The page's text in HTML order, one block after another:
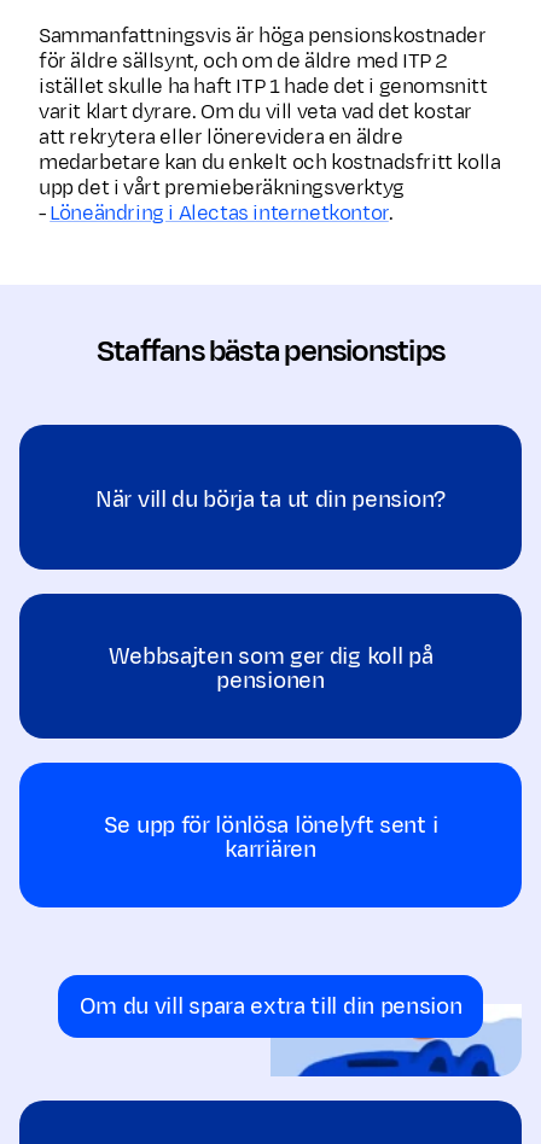
Sammanfattningsvis är höga pensionskostnader
för äldre sällsynt, och om de äldre med ITP 2
istället skulle ha haft ITP 1 hade det i genomsnitt
varit klart dyrare. Om du vill veta vad det kostar
att rekrytera eller lönerevidera en äldre
medarbetare kan du enkelt och kostnadsfritt kolla
upp det i vårt premieberäkningsverktyg
-Löneändring i Alectas internetkontor.
Staffans bästa pensionstips
När vill du börja ta ut din pension?
Webbsajten som ger dig koll på
pensionen
Se upp för lönlösa lönelyft sent i
karriären
Om du vill spara extra till din pension